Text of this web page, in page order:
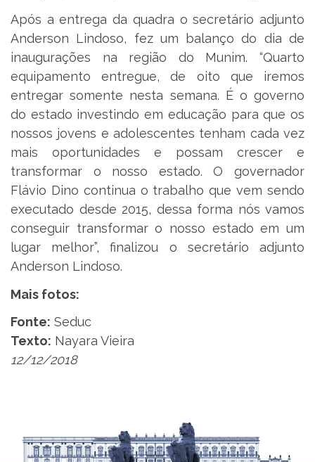
Após a entrega da quadra o secretário adjunto
Anderson Lindoso, fez um balanço do dia de
inaugurações na região do Munim. “Quarto
equipamento entregue, de oito que iremos
entregar somente nesta semana. É o governo
do estado investindo em educação para que os
nossos jovens e adolescentes tenham cada vez
mais oportunidades e possam crescer e
transformar o nosso estado. O governador
Flávio Dino continua o trabalho que vem sendo
executado desde 2015, dessa forma nós vamos
conseguir transformar o nosso estado em um
lugar melhor”, finalizou o secretário adjunto
Anderson Lindoso.
Mais fotos:
Fonte: Seduc
Texto: Nayara Vieira
12/12/2018